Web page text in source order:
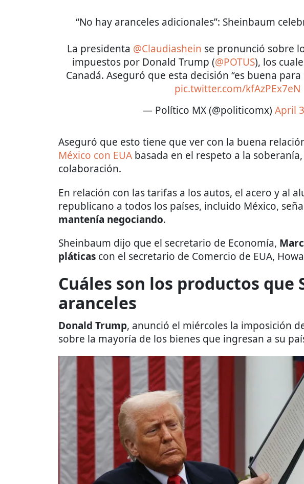
“No hay aranceles adicionales”: Sheinbaum
La presidenta @Claudiashein se pronunció sobre
impuestos por Donald Trump (@POTUS), los
Canadá. Aseguró que esta decisión “es buena
pic.twitter.com/kfAzPEx7eN
— Político MX (@politicomx) April
Aseguró que esto tiene que ver con la buena
México con EUA basada en el respeto a la
colaboración.
En relación con las tarifas a los autos, el acero y al
republicano a todos los países, incluido México,
mantenía negociando.
Sheinbaum dijo que el secretario de Economía,
pláticas con el secretario de Comercio de EUA,
Cuáles son los productos que
aranceles
Donald Trump, anunció el miércoles la imposición
sobre la mayoría de los bienes que ingresan a su